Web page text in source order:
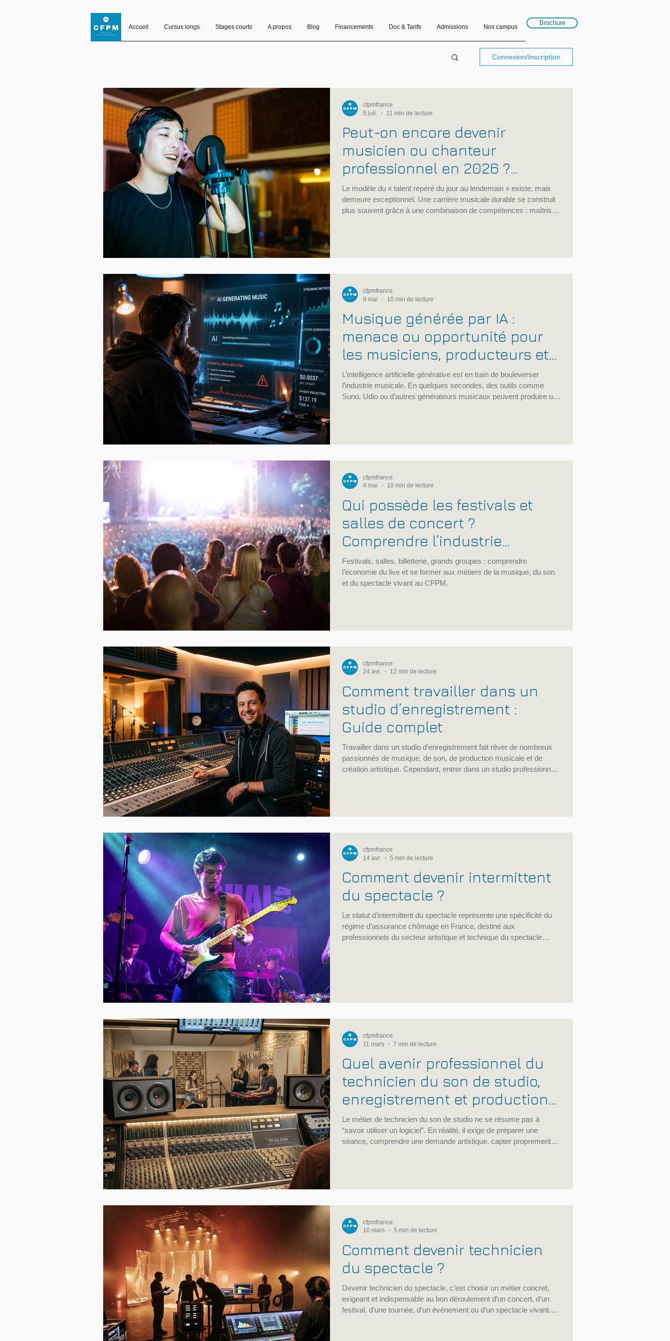
Accueil Cursus longs Stages courts A propos Blog Financements Doc & Tarifs Admissions Nos campus
Brochure
Connexion/Inscription
Peut-on encore devenir
musicien ou chanteur
professionnel en 2026 ?
Conseils, méthodes et erreurs
à éviter
Le modèle du « talent repéré du jour au lendemain » existe, mais
demeure exceptionnel. Une carrière musicale durable se construit
plus souvent grâce à une combinaison de compétences : maîtrise
cfpmfrance
5 juil.
11 min de lecture
Musique générée par IA :
menace ou opportunité pour
les musiciens, producteurs et
techniciens du son ?
L’intelligence artificielle générative est en train de bouleverser
l’industrie musicale. En quelques secondes, des outils comme
Suno, Udio ou d’autres générateurs musicaux peuvent produire une
cfpmfrance
9 mai
10 min de lecture
Qui possède les festivals et
salles de concert ?
Comprendre l’industrie
musicale live
Festivals, salles, billetterie, grands groupes : comprendre
l’économie du live et se former aux métiers de la musique, du son
et du spectacle vivant au CFPM.
cfpmfrance
4 mai
10 min de lecture
Comment travailler dans un
studio d’enregistrement :
Guide complet
Travailler dans un studio d’enregistrement fait rêver de nombreux
passionnés de musique, de son, de production musicale et de
création artistique. Cependant, entrer dans un studio professionnel
cfpmfrance
24 avr.
12 min de lecture
Comment devenir intermittent
du spectacle ?
Le statut d’intermittent du spectacle représente une spécificité du
régime d’assurance chômage en France, destiné aux
professionnels du secteur artistique et technique du spectacle
cfpmfrance
14 avr.
5 min de lecture
Quel avenir professionnel du
technicien du son de studio,
enregistrement et production
musicale ?
Le métier de technicien du son de studio ne se résume pas à
“savoir utiliser un logiciel”. En réalité, il exige de préparer une
séance, comprendre une demande artistique, capter proprement
cfpmfrance
11 mars
7 min de lecture
Comment devenir technicien
du spectacle ?
Devenir technicien du spectacle, c’est choisir un métier concret,
exigeant et indispensable au bon déroulement d’un concert, d’un
festival, d’une tournée, d’un événement ou d’un spectacle vivant.
cfpmfrance
10 mars
5 min de lecture